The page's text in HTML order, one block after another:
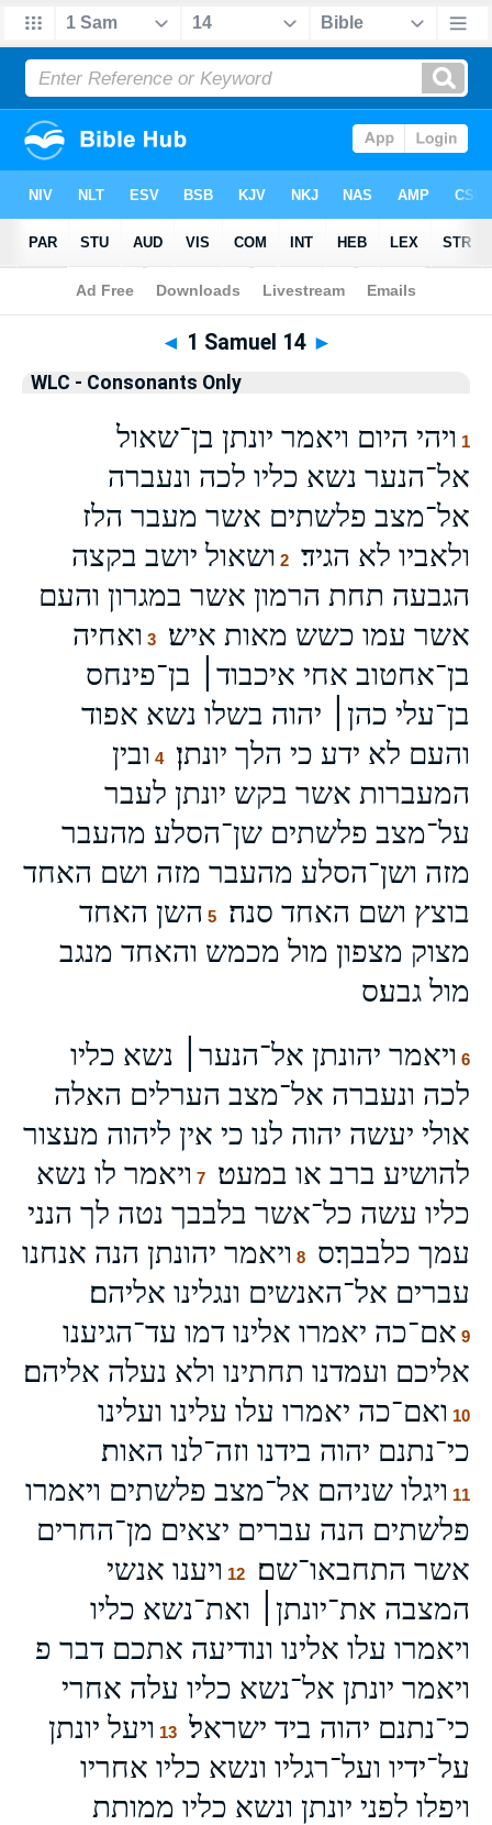
Bible >WLCO > 1 Samuel 14
◄ 1 Samuel 14 ►
WLC - Consonants Only
1 ויהי היום ויאמר יונתן בן־שאול
אל־הנער נשא כליו לכה ונעברה
אל־מצב פלשתים אשר מעבר הלז
ולאביו לא הגיד׃
2 ושאול יושב בקצה
הגבעה תחת הרמון אשר במגרון והעם
אשר עמו כשש מאות איש׃
3 ואחיה
בן־אחטוב אחי איכבוד׀ בן־פינחס
בן־עלי כהן׀ יהוה בשלו נשא אפוד
והעם לא ידע כי הלך יונתן׃
4 ובין
המעברות אשר בקש יונתן לעבר
על־מצב פלשתים שן־הסלע מהעבר
מזה ושן־הסלע מהעבר מזה ושם האחד
בוצץ ושם האחד סנה׃
5 השן האחד
מצוק מצפון מול מכמש והאחד מנגב
מול גבע׃ס
6 ויאמר יהונתן אל־הנער׀ נשא כליו
לכה ונעברה אל־מצב הערלים האלה
אולי יעשה יהוה לנו כי אין ליהוה מעצור
להושיע ברב או במעט׃
7 ויאמר לו נשא
כליו עשה כל־אשר בלבבך נטה לך הנני
עמך כלבבך׃ס
8 ויאמר יהונתן הנה אנחנו
עברים אל־האנשים ונגלינו אליהם׃
9 אם־כה יאמרו אלינו דמו עד־הגיענו
אליכם ועמדנו תחתינו ולא נעלה אליהם׃
10 ואם־כה יאמרו עלו עלינו ועלינו
כי־נתנם יהוה בידנו וזה־לנו האות׃
11 ויגלו שניהם אל־מצב פלשתים ויאמרו
פלשתים הנה עברים יצאים מן־החרים
אשר התחבאו־שם׃
12 ויענו אנשי
המצבה את־יונתן׀ ואת־נשא כליו
ויאמרו עלו אלינו ונודיעה אתכם דבר פ
ויאמר יונתן אל־נשא כליו עלה אחרי
כי־נתנם יהוה ביד ישראל׃
13 ויעל יונתן
על־ידיו ועל־רגליו ונשא כליו אחריו
ויפלו לפני יונתן ונשא כליו ממותת